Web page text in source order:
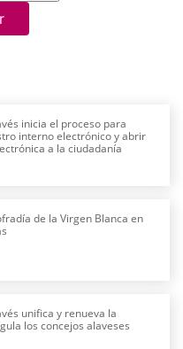
inicia el proceso para
interno electrónico y abrir
a la ciudadanía
de la Virgen Blanca en
unifica y renueva la
los concejos alaveses